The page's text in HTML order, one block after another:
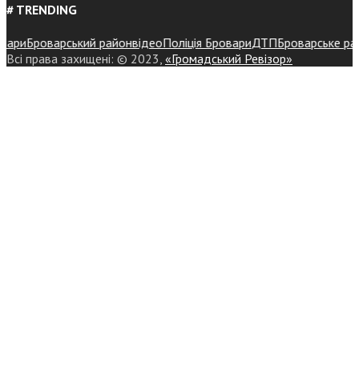
# TRENDING
Броварський районвідеоПоліція БровариДТПБроварське
Всі права захищені: © 2023, «Громадський Ревізор»